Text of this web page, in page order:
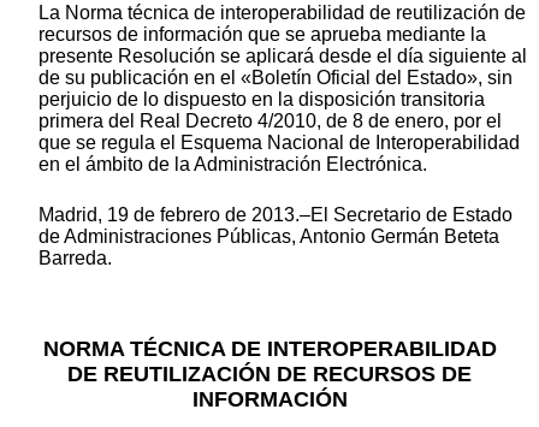
La Norma técnica de interoperabilidad de reutilización de
recursos de información que se aprueba mediante la
presente Resolución se aplicará desde el día siguiente al
de su publicación en el «Boletín Oficial del Estado», sin
perjuicio de lo dispuesto en la disposición transitoria
primera del Real Decreto 4/2010, de 8 de enero, por el
que se regula el Esquema Nacional de Interoperabilidad
en el ámbito de la Administración Electrónica.
Madrid, 19 de febrero de 2013.–El Secretario de Estado
de Administraciones Públicas, Antonio Germán Beteta
Barreda.
NORMA TÉCNICA DE INTEROPERABILIDAD
DE REUTILIZACIÓN DE RECURSOS DE
INFORMACIÓN